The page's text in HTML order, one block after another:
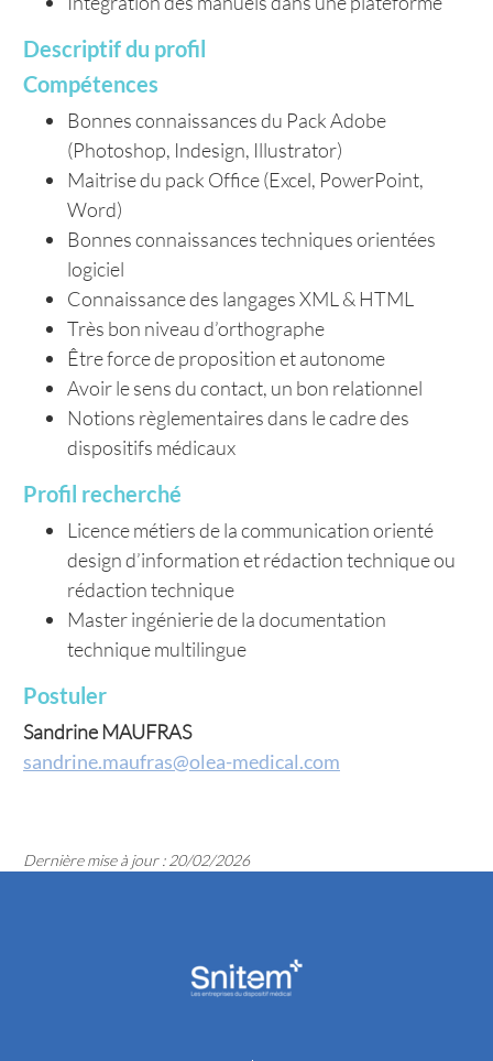
Descriptif du profil
Compétences
Bonnes connaissances du Pack Adobe
(Photoshop, Indesign, Illustrator)
Maitrise du pack Office (Excel, PowerPoint,
Word)
Bonnes connaissances techniques orientées
logiciel
Connaissance des langages XML & HTML
Très bon niveau d’orthographe
Être force de proposition et autonome
Avoir le sens du contact, un bon relationnel
Notions règlementaires dans le cadre des
dispositifs médicaux
Profil recherché
Licence métiers de la communication orienté
design d’information et rédaction technique ou
rédaction technique
Master ingénierie de la documentation
technique multilingue
Postuler
Sandrine MAUFRAS
sandrine.maufras@olea-medical.com
Dernière mise à jour : 20/02/2026